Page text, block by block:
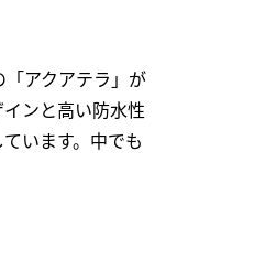
アクアテラ」が
ンと高い防水性
います。中でも